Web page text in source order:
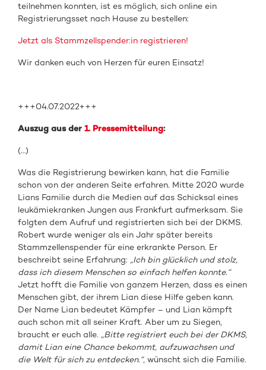
teilnehmen konnten, ist es möglich, sich online ein
Registrierungsset nach Hause zu bestellen:
Jetzt als Stammzellspender:in registrieren!
Wir danken euch von Herzen für euren Einsatz!
+++04.07.2022+++
Auszug aus der1. Pressemitteilung:
(…)
Was die Registrierung bewirken kann, hat die Familie
schon von der anderen Seite erfahren. Mitte 2020 wurde
Lians Familie durch die Medien auf das Schicksal eines
leukämiekranken Jungen aus Frankfurt aufmerksam. Sie
folgten dem Aufruf und registrierten sich bei der DKMS.
Robert wurde weniger als ein Jahr später bereits
Stammzellenspender für eine erkrankte Person. Er
beschreibt seine Erfahrung: „Ich bin glücklich und stolz,
dass ich diesem Menschen so einfach helfen konnte.“
Jetzt hofft die Familie von ganzem Herzen, dass es einen
Menschen gibt, der ihrem Lian diese Hilfe geben kann.
Der Name Lian bedeutet Kämpfer – und Lian kämpft
auch schon mit all seiner Kraft. Aber um zu Siegen,
braucht er euch alle. „Bitte registriert euch bei der DKMS,
damit Lian eine Chance bekommt, aufzuwachsen und
die Welt für sich zu entdecken.“, wünscht sich die Familie.